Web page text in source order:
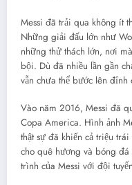
Messi đã trải qua không ít
Những giải đấu lớn như
những thử thách lớn, nơi
bội. Dù đã nhiều lần gần
vẫn chưa thể bước lên đỉnh
Vào năm 2016, Messi đã
Copa America. Hình ảnh
thật sự đã khiến cả triệu
cho quê hương và bóng đá
trình của Messi với đội